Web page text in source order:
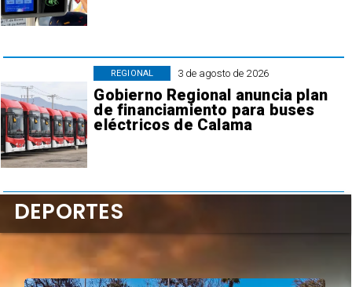
3 de agosto de 2026
Gobierno Regional anuncia plan
de financiamiento para buses
eléctricos de Calama
REGIONAL
DEPORTES